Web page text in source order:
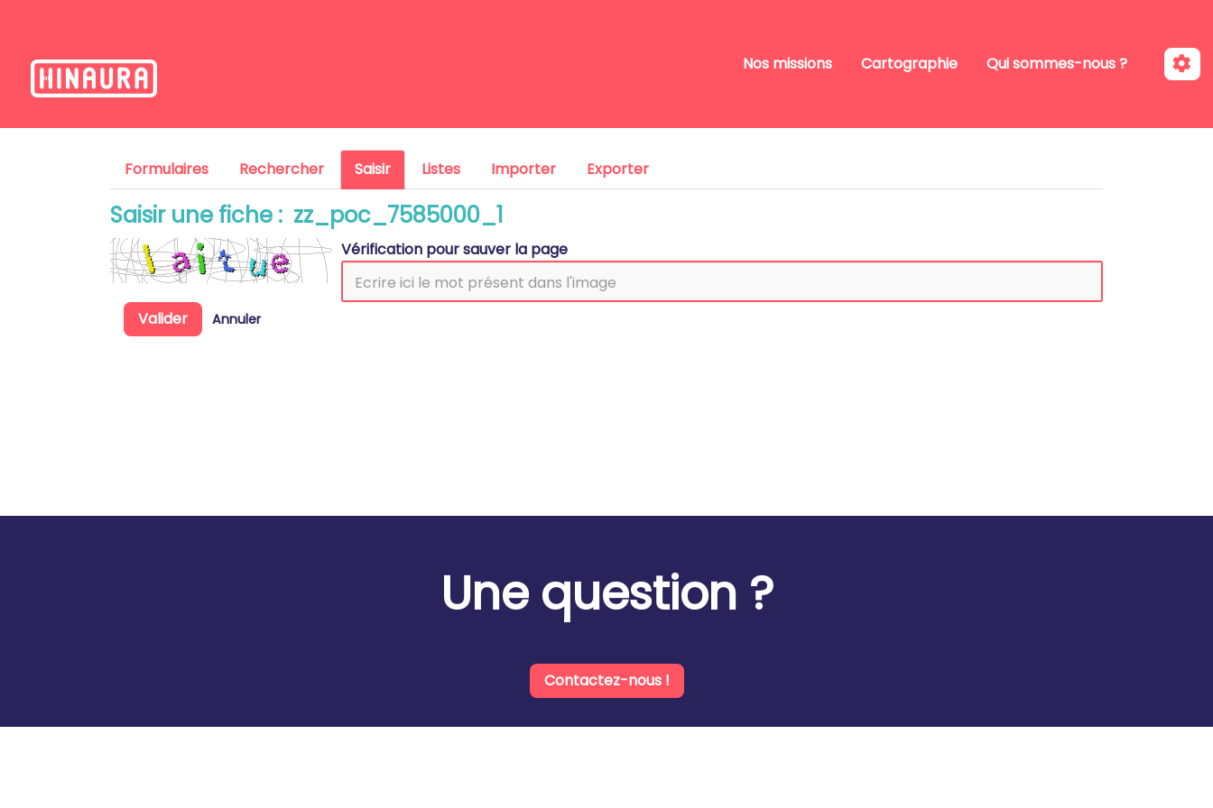
Nos missions Cartographie Qui sommes-nous ?
Formulaires Rechercher Saisir Listes Importer Exporter
Saisir une fiche : zz_poc_7585000_1
Vérification pour sauver la page
Valider Annuler
Une question ?
Contactez-nous !